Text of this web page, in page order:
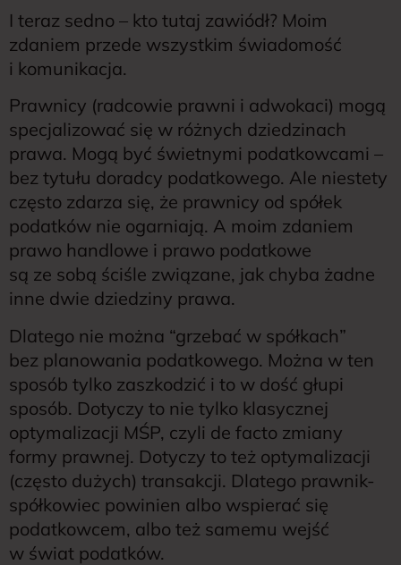
I teraz sedno – kto tutaj zawiódł? Moim
zdaniem przede wszystkim świadomość
i komunikacja.
Prawnicy (radcowie prawni i adwokaci) mogą
specjalizować się w różnych dziedzinach
prawa. Mogą być świetnymi podatkowcami –
bez tytułu doradcy podatkowego. Ale niestety
często zdarza się, że prawnicy od spółek
podatków nie ogarniają. A moim zdaniem
prawo handlowe i prawo podatkowe
są ze sobą ściśle związane, jak chyba żadne
inne dwie dziedziny prawa.
Dlatego nie można “grzebać w spółkach”
bez planowania podatkowego. Można w ten
sposób tylko zaszkodzić i to w dość głupi
sposób. Dotyczy to nie tylko klasycznej
optymalizacji MŚP, czyli de facto zmiany
formy prawnej. Dotyczy to też optymalizacji
(często dużych) transakcji. Dlatego prawnik-
spółkowiec powinien albo wspierać się
podatkowcem, albo też samemu wejść
w świat podatków.